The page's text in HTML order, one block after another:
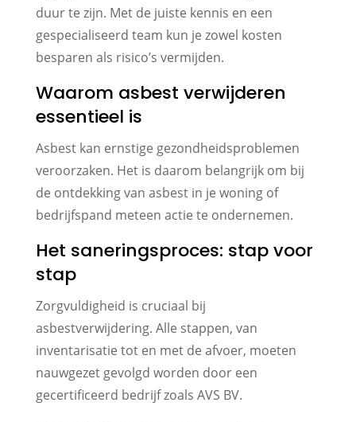
duur te zijn. Met de juiste kennis en een
gespecialiseerd team kun je zowel kosten
besparen als risico’s vermijden.
Waarom asbest verwijderen
essentieel is
Asbest kan ernstige gezondheidsproblemen
veroorzaken. Het is daarom belangrijk om bij
de ontdekking van asbest in je woning of
bedrijfspand meteen actie te ondernemen.
Het saneringsproces: stap voor
stap
Zorgvuldigheid is cruciaal bij
asbestverwijdering. Alle stappen, van
inventarisatie tot en met de afvoer, moeten
nauwgezet gevolgd worden door een
gecertificeerd bedrijf zoals AVS BV.